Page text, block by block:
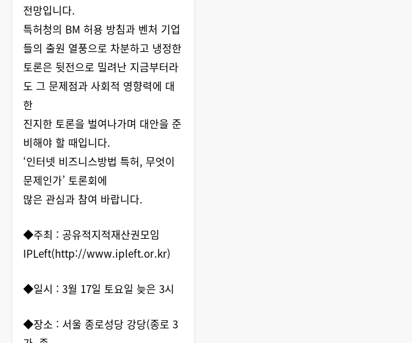
전망입니다.
특허청의 BM 허용 방침과 벤처 기업
들의 출원 열풍으로 차분하고 냉정한
토론은 뒷전으로 밀려난 지금부터라
도 그 문제점과 사회적 영향력에 대
한
진지한 토론을 벌여나가며 대안을 준
비해야 할 때입니다.
‘인터넷 비즈니스방법 특허, 무엇이
문제인가’ 토론회에
많은 관심과 참여 바랍니다.
◆주최 : 공유적지적재산권모임
IPLeft(http://www.ipleft.or.kr)
◆일시 : 3월 17일 토요일 늦은 3시
◆장소 : 서울 종로성당 강당(종로 3